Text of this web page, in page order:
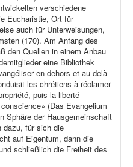
verschiedene
Eucharistie, Ort für
auch für Unterweisungen,
(170). Am Anfang des
den Quellen in einem Anbau
eine Bibliothek
en dehors et au-delà
les chrétiens à réclamer
puis la liberté
(Das Evangelium
Sphäre der Hausgemeinschaft
dazu, für sich die
auf Eigentum, dann die
schließlich die Freiheit des